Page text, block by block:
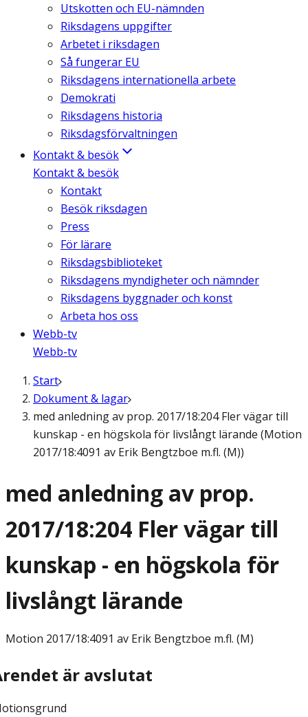
Utskotten och EU-nämnden
Riksdagens uppgifter
Arbetet i riksdagen
Så fungerar EU
Riksdagens internationella arbete
Demokrati
Riksdagens historia
Riksdagsförvaltningen
Kontakt & besök
Kontakt & besök
Kontakt
Besök riksdagen
Press
För lärare
Riksdagsbiblioteket
Riksdagens myndigheter och nämnder
Riksdagens byggnader och konst
Arbeta hos oss
Webb-tv
Webb-tv
Start
Dokument & lagar
med anledning av prop. 2017/18:204 Fler vägar till
kunskap - en högskola för livslångt lärande (Motion
2017/18:4091 av Erik Bengtzboe m.fl. (M))
med anledning av prop.
2017/18:204 Fler vägar till
kunskap - en högskola för
livslångt lärande
Motion 2017/18:4091 av Erik Bengtzboe m.fl. (M)
är avslutat